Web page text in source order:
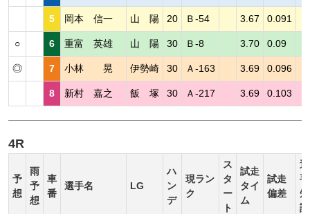
5 岡本 信一 山 陽 20 Ｂ-54 3.67 0.091
○ 6 重富 英雄 山 陽 30 Ｂ-8 3.70 0.09
◎ 7 小林 晃 伊勢崎 30 Ａ-163 3.69 0.096
8 新村 嘉之 飯 塚 30 Ａ-217 3.69 0.103
4R
予
想
雨
予
想
車
番
選手名 LG
ハ
ン
デ
現ラン
ク
ス
タ
ー
ト
試走
タイ
ム
試走
偏差
選
手
短
評